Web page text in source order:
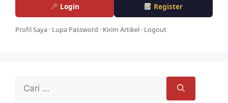
Login Register
Profil Saya · Lupa Password · Kirim Artikel · Logout
untuk: